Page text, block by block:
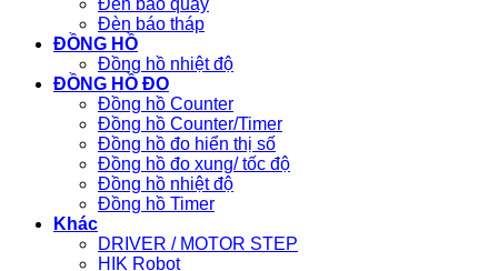
Đèn báo quay
Đèn báo tháp
ĐỒNG HỒ
Đồng hồ nhiệt độ
ĐỒNG HỒ ĐO
Đồng hồ Counter
Đồng hồ Counter/Timer
Đồng hồ đo hiển thị số
Đồng hồ đo xung/ tốc độ
Đồng hồ nhiệt độ
Đồng hồ Timer
Khác
DRIVER / MOTOR STEP
HIK Robot